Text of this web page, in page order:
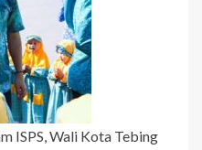
ISPS, Wali Kota Tebing